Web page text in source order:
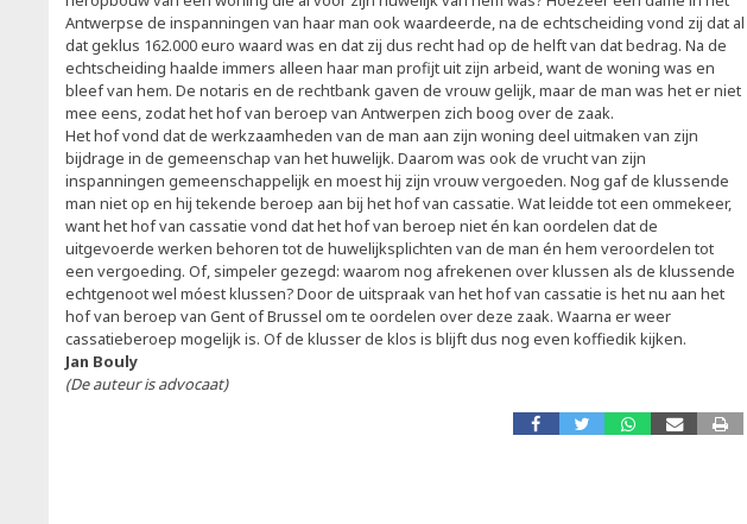
Antwerpse de inspanningen van haar man ook waardeerde, na de echtscheiding vond zij dat al
dat geklus 162.000 euro waard was en dat zij dus recht had op de helft van dat bedrag. Na de
echtscheiding haalde immers alleen haar man profijt uit zijn arbeid, want de woning was en
bleef van hem. De notaris en de rechtbank gaven de vrouw gelijk, maar de man was het er niet
mee eens, zodat het hof van beroep van Antwerpen zich boog over de zaak.
Het hof vond dat de werkzaamheden van de man aan zijn woning deel uitmaken van zijn
bijdrage in de gemeenschap van het huwelijk. Daarom was ook de vrucht van zijn
inspanningen gemeenschappelijk en moest hij zijn vrouw vergoeden. Nog gaf de klussende
man niet op en hij tekende beroep aan bij het hof van cassatie. Wat leidde tot een ommekeer,
want het hof van cassatie vond dat het hof van beroep niet én kan oordelen dat de
uitgevoerde werken behoren tot de huwelijksplichten van de man én hem veroordelen tot
een vergoeding. Of, simpeler gezegd: waarom nog afrekenen over klussen als de klussende
echtgenoot wel móest klussen? Door de uitspraak van het hof van cassatie is het nu aan het
hof van beroep van Gent of Brussel om te oordelen over deze zaak. Waarna er weer
cassatieberoep mogelijk is. Of de klusser de klos is blijft dus nog even koffiedik kijken.
Jan Bouly
(De auteur is advocaat)